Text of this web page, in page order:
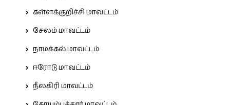
கள்ளக்குறிச்சி மாவட்டம்
சேலம் மாவட்டம்
நாமக்கல் மாவட்டம்
ஈரோடு மாவட்டம்
நீலகிரி மாவட்டம்